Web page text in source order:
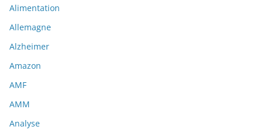
Alimentation
Allemagne
Alzheimer
Amazon
AMF
AMM
Analyse